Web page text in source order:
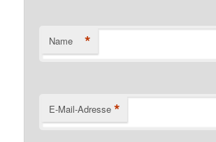
Name *
E-Mail-Adresse *